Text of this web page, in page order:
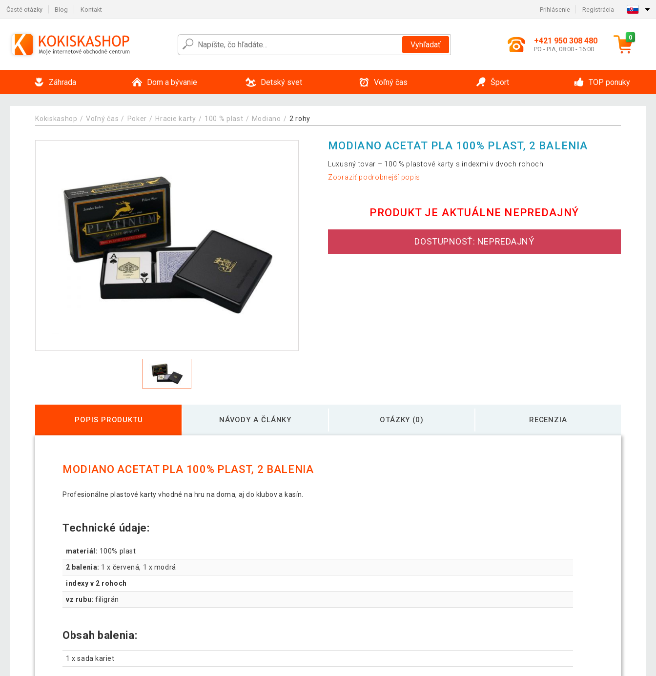
Časté otázky Blog Kontakt Prihlásenie Registrácia
Vyhľadať +421 950 308 480
PO - PIA, 08:00 - 16:00
0
Záhrada Dom a bývanie Detský svet Voľný čas Šport TOP ponuky
Kokiskashop Voľný čas Poker Hracie karty 100 % plast Modiano 2 rohy
MODIANO ACETAT PLA 100% PLAST, 2 BALENIA
Luxusný tovar – 100 % plastové karty s indexmi v dvoch rohoch
Zobraziť podrobnejší popis
PRODUKT JE AKTUÁLNE NEPREDAJNÝ
DOSTUPNOSŤ: NEPREDAJNÝ
POPIS PRODUKTU NÁVODY A ČLÁNKY OTÁZKY (0) RECENZIA
MODIANO ACETAT PLA 100% PLAST, 2 BALENIA
Profesionálne plastové karty vhodné na hru na doma, aj do klubov a kasín.
Technické údaje:
materiál: 100% plast
2 balenia: 1 x červená, 1 x modrá
indexy v 2 rohoch
vz rubu: filigrán
Obsah balenia:
1 x sada kariet